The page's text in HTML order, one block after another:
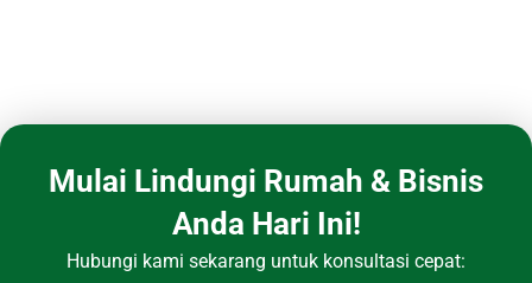
Mulai Lindungi Rumah & Bisnis
Anda Hari Ini!
Hubungi kami sekarang untuk konsultasi cepat: